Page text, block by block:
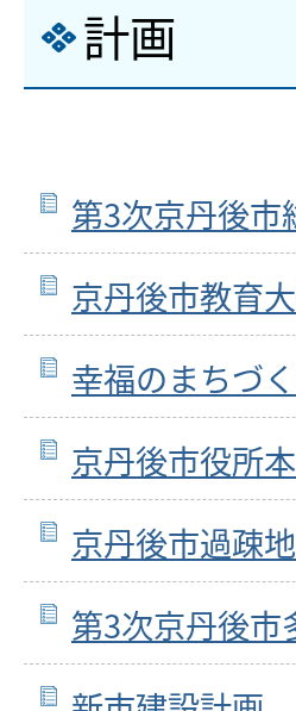
計画
第3次京丹後市
京丹後市教育
幸福のまちづ
京丹後市役所
京丹後市過疎
第3次京丹後